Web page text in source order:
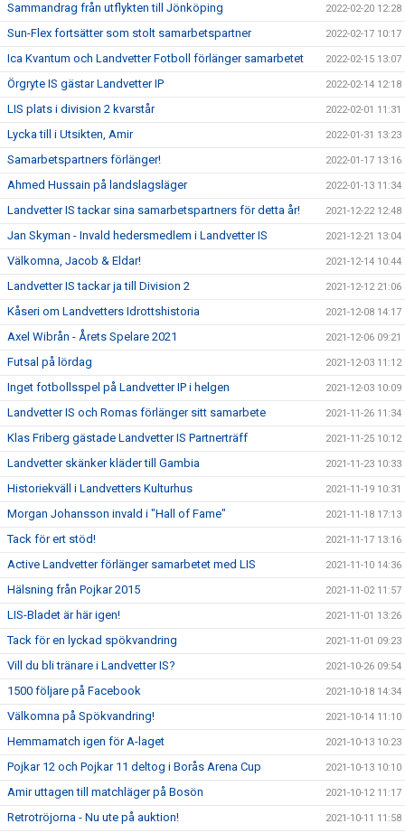
Sammandrag från utflykten till Jönköping 2022-02-20 12:28
Sun-Flex fortsätter som stolt samarbetspartner 2022-02-17 10:17
Ica Kvantum och Landvetter Fotboll förlänger samarbetet 2022-02-15 13:07
Örgryte IS gästar Landvetter IP 2022-02-14 12:18
LIS plats i division 2 kvarstår 2022-02-01 11:31
Lycka till i Utsikten, Amir 2022-01-31 13:23
Samarbetspartners förlänger! 2022-01-17 13:16
Ahmed Hussain på landslagsläger 2022-01-13 11:34
Landvetter IS tackar sina samarbetspartners för detta år! 2021-12-22 12:48
Jan Skyman - Invald hedersmedlem i Landvetter IS 2021-12-21 13:04
Välkomna, Jacob & Eldar! 2021-12-14 10:44
Landvetter IS tackar ja till Division 2 2021-12-12 21:06
Kåseri om Landvetters Idrottshistoria 2021-12-08 14:17
Axel Wibrån - Årets Spelare 2021 2021-12-06 09:21
Futsal på lördag 2021-12-03 11:12
Inget fotbollsspel på Landvetter IP i helgen 2021-12-03 10:09
Landvetter IS och Romas förlänger sitt samarbete 2021-11-26 11:34
Klas Friberg gästade Landvetter IS Partnerträff 2021-11-25 10:12
Landvetter skänker kläder till Gambia 2021-11-23 10:33
Historiekväll i Landvetters Kulturhus 2021-11-19 10:31
Morgan Johansson invald i "Hall of Fame" 2021-11-18 17:13
Tack för ert stöd! 2021-11-17 13:16
Active Landvetter förlänger samarbetet med LIS 2021-11-10 14:36
Hälsning från Pojkar 2015 2021-11-02 11:57
LIS-Bladet är här igen! 2021-11-01 13:26
Tack för en lyckad spökvandring 2021-11-01 09:23
Vill du bli tränare i Landvetter IS? 2021-10-26 09:54
1500 följare på Facebook 2021-10-18 14:34
Välkomna på Spökvandring! 2021-10-14 11:10
Hemmamatch igen för A-laget 2021-10-13 10:23
Pojkar 12 och Pojkar 11 deltog i Borås Arena Cup 2021-10-13 10:10
Amir uttagen till matchläger på Bosön 2021-10-12 11:17
Retrotröjorna - Nu ute på auktion! 2021-10-11 11:58